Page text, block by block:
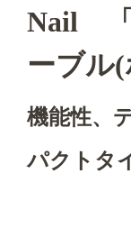
Nail 「
ーブル
機能性、
パクトタ